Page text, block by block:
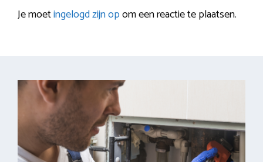
Je moetingelogd zijn opom een reactie te plaatsen.